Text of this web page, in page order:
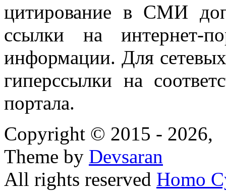
цитирование в СМИ
ссылки на интернет-
информации. Для
гиперссылки на
портала.
Copyright © 2015 - 2026,
Theme by Devsaran
All rights reserved Homo